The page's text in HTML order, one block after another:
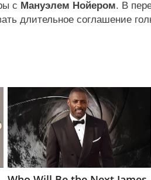
с Мануэлем Нойером. В
длительное соглашение